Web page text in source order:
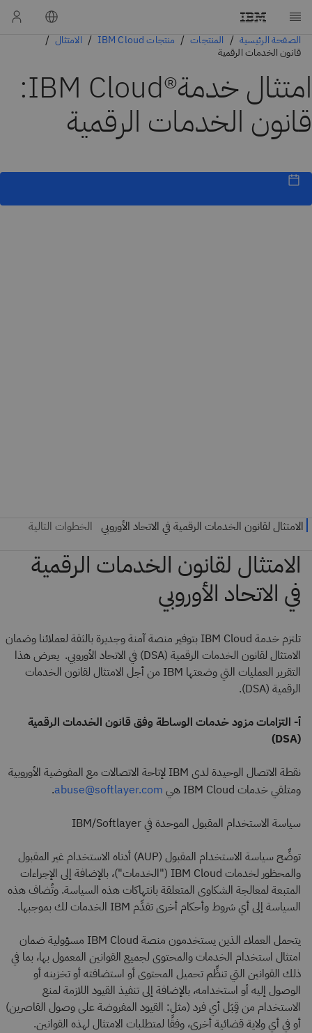
الصفحة الرئيسية المنتجات منتجات IBM Cloud
الامتثال
قانون الخدمات الرقمية
امتثال خدمة®IBM Cloud:
قانون الخدمات الرقمية
تلتزم خدمة IBM Cloud بتوفير منصة آمنة وجديرة بالثقة لعملائنا وضمان
الامتثال لقانون الخدمات الرقمية (DSA) في الاتحاد الأوروبي. يعرض هذا
التقرير العمليات التي وضعتها IBM من أجل الامتثال لقانون الخدمات
الرقمية (DSA).
أ- التزامات مزود خدمات الوساطة وفق قانون الخدمات الرقمية
(DSA)
نقطة الاتصال الوحيدة لدى IBM لإتاحة الاتصالات مع المفوضية الأوروبية
ومتلقي خدمات IBM Cloud هي
abuse@softlayer.com
.
سياسة الاستخدام المقبول الموحدة في IBM/Softlayer
توضِّح سياسة الاستخدام المقبول (AUP) أدناه الاستخدام غير المقبول
والمحظور لخدمات IBM Cloud ("الخدمات")، بالإضافة إلى الإجراءات
المتبعة لمعالجة الشكاوى المتعلقة بانتهاكات هذه السياسة. وتُضاف هذه
السياسة إلى أي شروط وأحكام أخرى تقدِّم IBM الخدمات لك بموجبها.
يتحمل العملاء الذين يستخدمون منصة IBM Cloud مسؤولية ضمان
امتثال استخدام الخدمات والمحتوى لجميع القوانين المعمول بها، بما في
ذلك القوانين التي تنظِّم تحميل المحتوى أو استضافته أو تخزينه أو
الوصول إليه أو استخدامه، بالإضافة إلى تنفيذ القيود اللازمة لمنع
الاستخدام من قِبَل أي فرد (مثل: القيود المفروضة على وصول القاصرين)
أو في أي ولاية قضائية أخرى، وفقًا لمتطلبات الامتثال لهذه القوانين.